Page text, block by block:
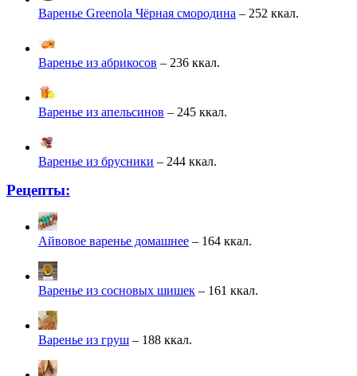
Варенье Greenola Чёрная смородина – 252 ккал.
Варенье из абрикосов – 236 ккал.
Варенье из апельсинов – 245 ккал.
Варенье из брусники – 244 ккал.
Рецепты:
Айвовое варенье домашнее – 164 ккал.
Варенье из сосновых шишек – 161 ккал.
Варенье из груш – 188 ккал.